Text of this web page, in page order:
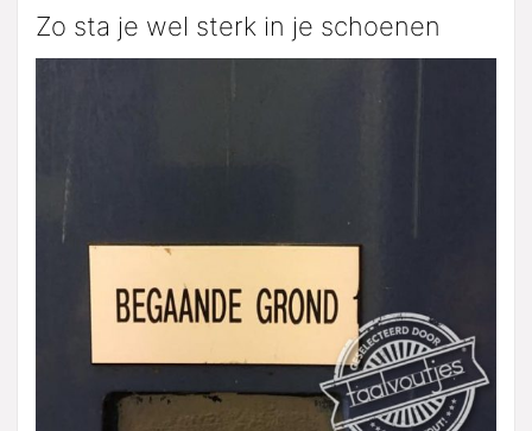
Zo sta je wel sterk in je schoenen